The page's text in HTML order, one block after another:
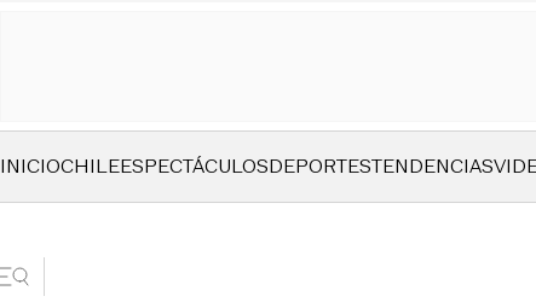
INICIOCHILEESPECTÁCULOSDEPORTESTENDENCIAS